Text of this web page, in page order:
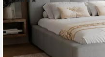
ab 729,00 € 745,00 €
-2%
lieferbar - in 8-10 Werktagen bei dir
+2